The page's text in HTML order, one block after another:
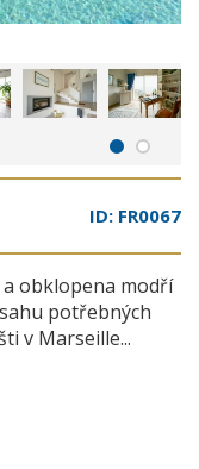
ID: FR0067
a obklopena modří
potřebných
v Marseille...